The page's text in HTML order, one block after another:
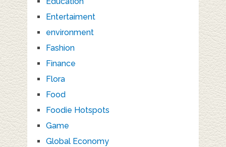
Entertaiment
environment
Fashion
Finance
Flora
Food
Foodie Hotspots
Game
Global Economy